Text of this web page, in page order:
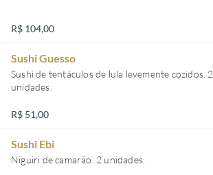
R$ 104,00
Sushi Guesso
Sushi de tentáculos de lula levemente cozidos. 2
unidades.
R$ 51,00
Sushi Ebi
Niguiri de camarão. 2 unidades.